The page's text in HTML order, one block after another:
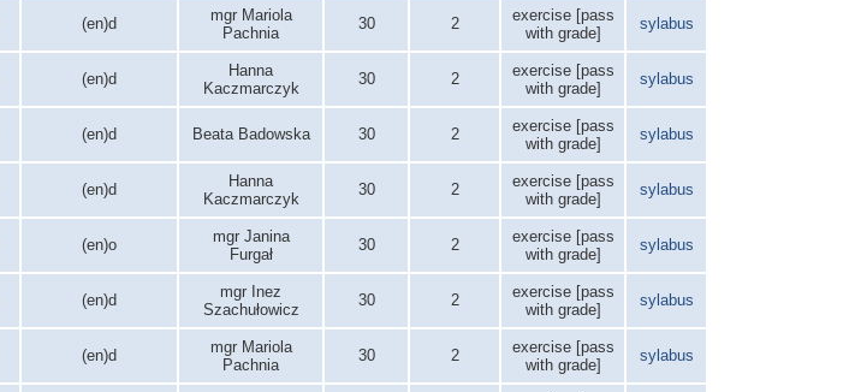
(en)d
mgr Mariola
Pachnia
30 2
exercise [pass
with grade]
sylabus
(en)d
Hanna
Kaczmarczyk
30 2
exercise [pass
with grade]
sylabus
(en)d Beata Badowska 30 2
exercise [pass
with grade]
sylabus
(en)d
Hanna
Kaczmarczyk
30 2
exercise [pass
with grade]
sylabus
(en)o
mgr Janina
Furgał
30 2
exercise [pass
with grade]
sylabus
(en)d
mgr Inez
Szachułowicz
30 2
exercise [pass
with grade]
sylabus
(en)d
mgr Mariola
Pachnia
30 2
exercise [pass
with grade]
sylabus